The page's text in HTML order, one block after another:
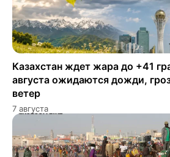
Казахстан ждет жара до +41
августа ожидаются дожди,
ветер
7 августа